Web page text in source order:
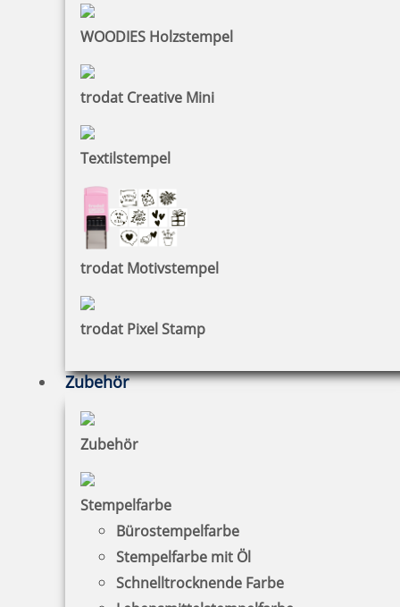
WOODIES Holzstempel
trodat Creative Mini
Textilstempel
trodat Motivstempel
trodat Pixel Stamp
Zubehör
Zubehör
Stempelfarbe
Bürostempelfarbe
Stempelfarbe mit Öl
Schnelltrocknende Farbe